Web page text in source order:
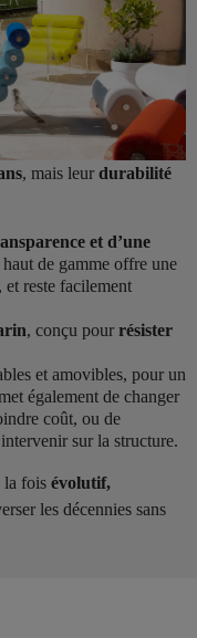
, mais leur durabilité
et d’une
de gamme offre une
, et reste facilement
, conçu pour résister
et amovibles, pour un
également de changer
coût, ou de
sur la structure.
la fois évolutif,
les décennies sans